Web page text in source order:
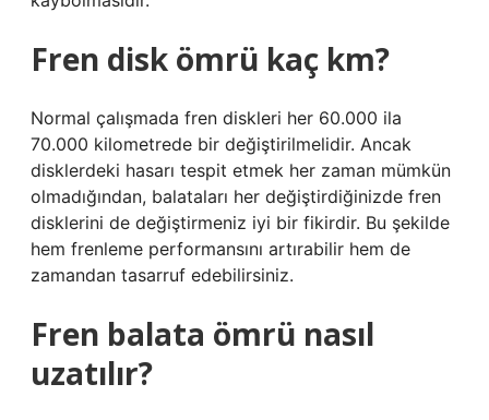
Fren disk ömrü kaç km?
Normal çalışmada fren diskleri her 60.000 ila
70.000 kilometrede bir değiştirilmelidir. Ancak
disklerdeki hasarı tespit etmek her zaman mümkün
olmadığından, balataları her değiştirdiğinizde fren
disklerini de değiştirmeniz iyi bir fikirdir. Bu şekilde
hem frenleme performansını artırabilir hem de
zamandan tasarruf edebilirsiniz.
Fren balata ömrü nasıl
uzatılır?